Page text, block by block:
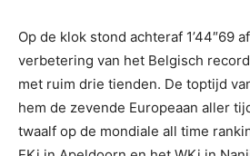
Op de klok stond achteraf 1’44″69
verbetering van het Belgisch
met ruim drie tienden. De toptijd
hem de zevende Europeaan aller
twaalf op de mondiale all time